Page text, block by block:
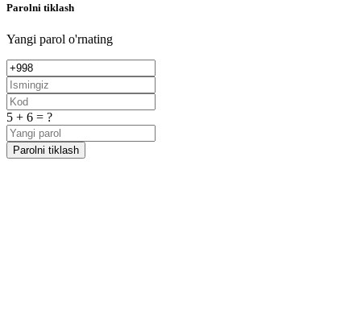
Parolni tiklash
Yangi parol o'rnating
5 + 6 = ?
Parolni tiklash